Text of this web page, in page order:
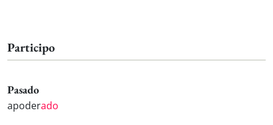
Participo
Pasado
apoderado